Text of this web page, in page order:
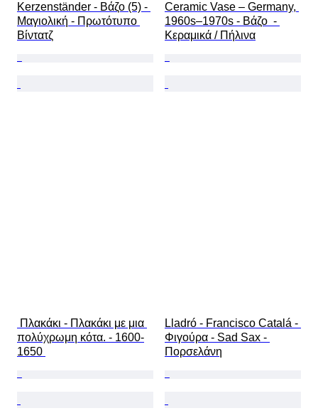
Kerzenständer - Βάζο (5) -
Μαγιολική - Πρωτότυπο
Βίντατζ
Ceramic Vase – Germany,
1960s–1970s - Βάζο  -
Κεραμικά / Πήλινα
πολύχρωμη κότα. - 1600-
1650
Lladró - Francisco Catalá -
Φιγούρα - Sad Sax -
Πορσελάνη